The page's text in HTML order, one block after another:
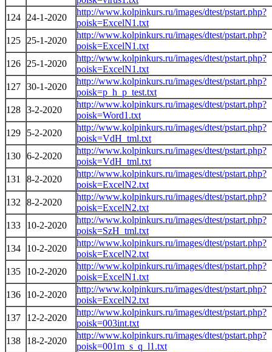
124
24-1-2020
http://www.kolpinkurs.ru/images/dtest/pstart.php?
poisk=ExcelN1.txt
125
25-1-2020
http://www.kolpinkurs.ru/images/dtest/pstart.php?
poisk=ExcelN1.txt
126
25-1-2020
http://www.kolpinkurs.ru/images/dtest/pstart.php?
poisk=ExcelN1.txt
127 30-1-2020
http://www.kolpinkurs.ru/images/dtest/pstart.php?
poisk=p_h_p_test.txt
128 3-2-2020
http://www.kolpinkurs.ru/images/dtest/pstart.php?
poisk=Word1.txt
129
5-2-2020
http://www.kolpinkurs.ru/images/dtest/pstart.php?
poisk=VdH_tml.txt
130 6-2-2020
http://www.kolpinkurs.ru/images/dtest/pstart.php?
poisk=VdH_tml.txt
131
8-2-2020
http://www.kolpinkurs.ru/images/dtest/pstart.php?
poisk=ExcelN2.txt
132
8-2-2020
http://www.kolpinkurs.ru/images/dtest/pstart.php?
poisk=ExcelN2.txt
133
10-2-2020
http://www.kolpinkurs.ru/images/dtest/pstart.php?
poisk=SzH_tml.txt
134
10-2-2020
http://www.kolpinkurs.ru/images/dtest/pstart.php?
poisk=ExcelN2.txt
135
10-2-2020
http://www.kolpinkurs.ru/images/dtest/pstart.php?
poisk=ExcelN1.txt
136
10-2-2020
http://www.kolpinkurs.ru/images/dtest/pstart.php?
poisk=ExcelN2.txt
137
12-2-2020
http://www.kolpinkurs.ru/images/dtest/pstart.php?
poisk=003int.txt
138
18-2-2020
http://www.kolpinkurs.ru/images/dtest/pstart.php?
poisk=001m_s_q_l1.txt